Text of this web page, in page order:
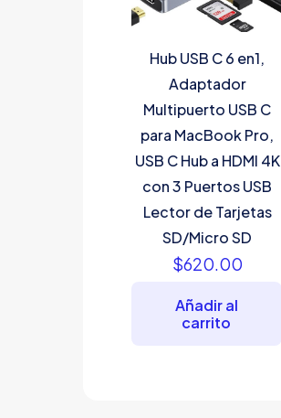
Hub USB C 6 en1,
Adaptador
Multipuerto USB C
para MacBook Pro,
USB C Hub a HDMI 4K
con 3 Puertos USB
Lector de Tarjetas
SD/Micro SD
$620.00
Añadir al
carrito